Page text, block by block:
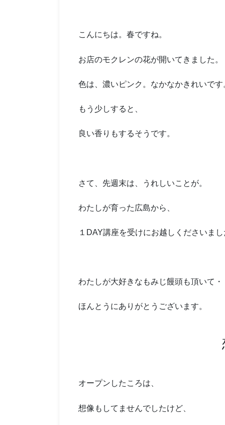
こんにちは。春ですね。
お店のモクレンの花が開いてきました。
色は、濃いピンク。なかなかきれいです
もう少しすると、
良い香りもするそうです。
さて、先週末は、うれしいことが。
わたしが育った広島から、
１DAY講座を受けにお越しくださいま
わたしが大好きなもみじ饅頭も頂いて・
ほんとうにありがとうございます。
オープンしたころは、
想像もしてませんでしたけど、